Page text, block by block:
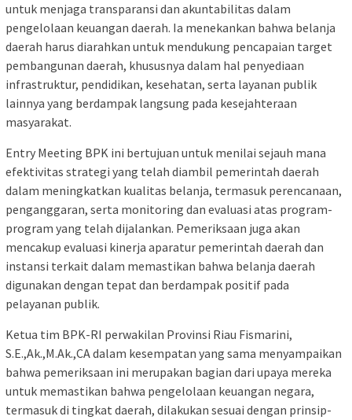
untuk menjaga transparansi dan akuntabilitas dalam
pengelolaan keuangan daerah. Ia menekankan bahwa belanja
daerah harus diarahkan untuk mendukung pencapaian target
pembangunan daerah, khususnya dalam hal penyediaan
infrastruktur, pendidikan, kesehatan, serta layanan publik
lainnya yang berdampak langsung pada kesejahteraan
masyarakat.
Entry Meeting BPK ini bertujuan untuk menilai sejauh mana
efektivitas strategi yang telah diambil pemerintah daerah
dalam meningkatkan kualitas belanja, termasuk perencanaan,
penganggaran, serta monitoring dan evaluasi atas program-
program yang telah dijalankan. Pemeriksaan juga akan
mencakup evaluasi kinerja aparatur pemerintah daerah dan
instansi terkait dalam memastikan bahwa belanja daerah
digunakan dengan tepat dan berdampak positif pada
pelayanan publik.
Ketua tim BPK-RI perwakilan Provinsi Riau Fismarini,
S.E.,Ak.,M.Ak.,CA dalam kesempatan yang sama menyampaikan
bahwa pemeriksaan ini merupakan bagian dari upaya mereka
untuk memastikan bahwa pengelolaan keuangan negara,
termasuk di tingkat daerah, dilakukan sesuai dengan prinsip-